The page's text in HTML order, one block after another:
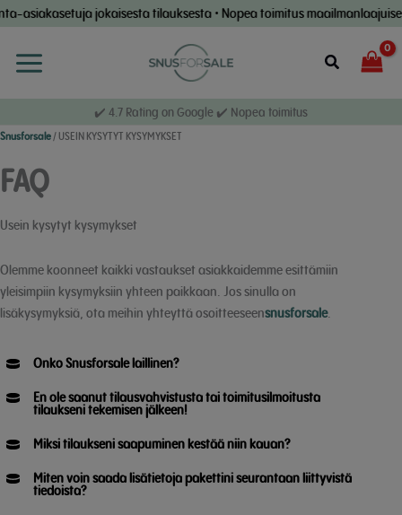
Siirry
sisältöön
jokaisesta tilauksesta • Nopea toimitus
Etsi
✔️ 4.7 Rating on Google ✔️ Nopea toimitus
Snusforsale/USEIN KYSYTYT KYSYMYKSET
FAQ
Usein kysytyt kysymykset
Olemme koonneet kaikki vastaukset asiakkaidemme esittämiin
yleisimpiin kysymyksiin yhteen paikkaan. Jos sinulla on
lisäkysymyksiä, ota meihin yhteyttä osoitteeseensnusforsale.
Onko Snusforsale laillinen?
En ole saanut tilausvahvistusta tai toimitusilmoitusta
tilaukseni tekemisen jälkeen!
Miksi tilaukseni saapuminen kestää niin kauan?
Miten voin saada lisätietoja pakettini seurantaan liittyvistä
tiedoista?